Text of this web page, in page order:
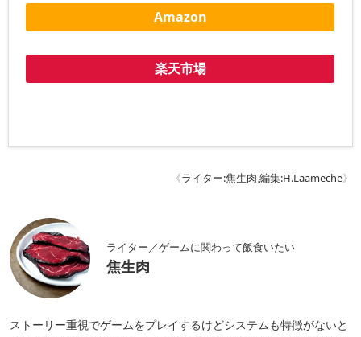
Amazon
楽天市場
《ライター:焦生肉,編集:H.Laameche》
ライター／ゲームに関わって飯食いたい
焦生肉
ストーリー重視でゲームをプレイするけどシステムも特徴がないと